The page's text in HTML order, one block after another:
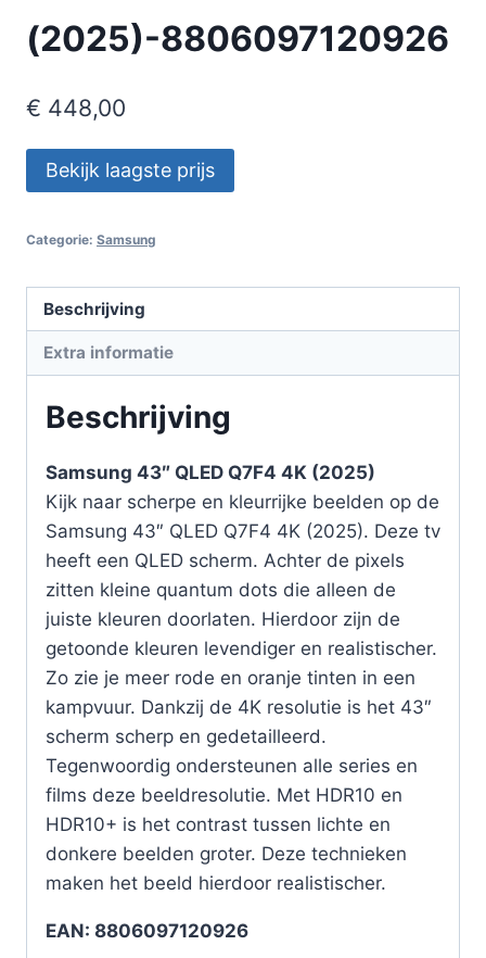
(2025)-8806097120926
€ 448,00
Bekijk laagste prijs
Categorie: Samsung
Beschrijving
Extra informatie
Beschrijving
Samsung 43″ QLED Q7F4 4K (2025)
Kijk naar scherpe en kleurrijke beelden op de
Samsung 43″ QLED Q7F4 4K (2025). Deze tv
heeft een QLED scherm. Achter de pixels
zitten kleine quantum dots die alleen de
juiste kleuren doorlaten. Hierdoor zijn de
getoonde kleuren levendiger en realistischer.
Zo zie je meer rode en oranje tinten in een
kampvuur. Dankzij de 4K resolutie is het 43″
scherm scherp en gedetailleerd.
Tegenwoordig ondersteunen alle series en
films deze beeldresolutie. Met HDR10 en
HDR10+ is het contrast tussen lichte en
donkere beelden groter. Deze technieken
maken het beeld hierdoor realistischer.
EAN: 8806097120926